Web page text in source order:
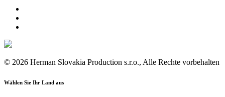
© 2026 Herman Slovakia Production s.r.o., Alle Rechte vorbehalten
Wählen Sie Ihr Land aus